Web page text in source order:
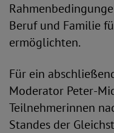
Beruf und Familie
ermöglichten.
Für ein
Moderator Peter-
Teilnehmerinnen
Standes der